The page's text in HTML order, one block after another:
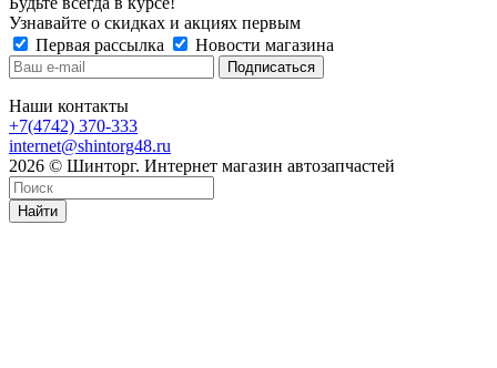
Узнавайте о скидках и акциях первым
Первая рассылка
Новости магазина
Наши контакты
+7(4742) 370-333
internet@shintorg48.ru
2026 © Шинторг. Интернет магазин автозапчастей
Найти